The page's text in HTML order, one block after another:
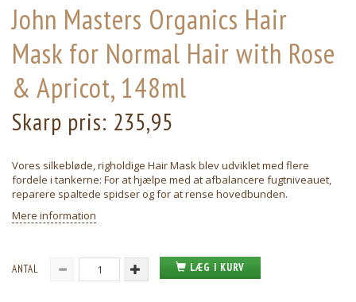
John Masters Organics Hair
Mask for Normal Hair with Rose
& Apricot, 148ml
Skarp pris: 235,95
Vores silkebløde, righoldige Hair Mask blev udviklet med flere
fordele i tankerne: For at hjælpe med at afbalancere fugtniveauet,
reparere spaltede spidser og for at rense hovedbunden.
Mere information
ANTAL LÆG I KURV